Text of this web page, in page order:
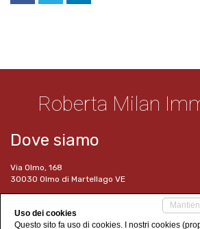
Roberta Milan
Dove siamo
Via Olmo, 168
30030 Olmo di Martellago VE
Uso dei cookies
Questo sito fa uso di cookies. I nostri cookies